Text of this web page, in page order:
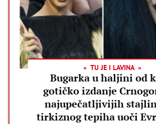
TU JE I LAVINA
Bugarka u haljini od
gotičko izdanje
najupečatljivijih
tirkiznog tepiha uoči